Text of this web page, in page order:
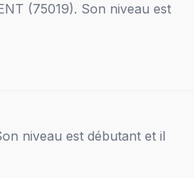
(75019). Son niveau est
niveau est débutant et il